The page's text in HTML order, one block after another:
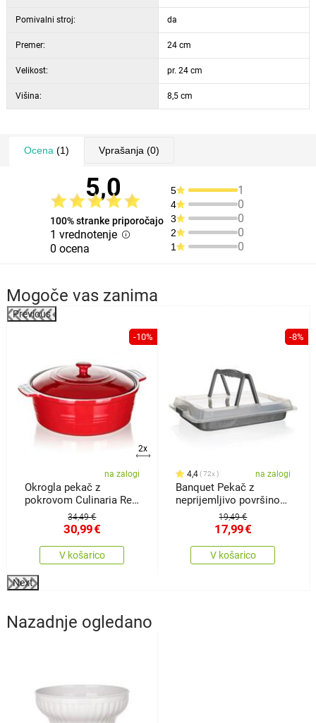
Pomivalni stroj: da
Premer: 24 cm
Velikost: pr. 24 cm
Višina: 8,5 cm
Ocena (1) Vprašanja (0)
5,0
100% stranke priporočajo
1 vrednotenje
0 ocena
5 1
4 0
3 0
2 0
1 0
Mogoče vas zanima
Previous
-10%
2x
na zalogi
Okrogla pekač z
pokrovom Culinaria Red
34,49 €
30,99€
V košarico
-8%
4,4 72x na zalogi
Banquet Pekač z
neprijemljivo površino
Granite spokrovom, 42 x
29 x 4,5 cm
19,49 €
17,99€
V košarico
Next
Nazadnje ogledano